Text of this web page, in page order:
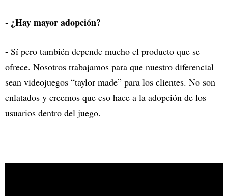
- ¿Hay mayor adopción?
- Sí pero también depende mucho el producto que se
ofrece. Nosotros trabajamos para que nuestro diferencial
sean videojuegos “taylor made” para los clientes. No son
enlatados y creemos que eso hace a la adopción de los
usuarios dentro del juego.